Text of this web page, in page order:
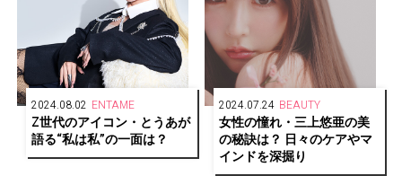
2024.08.02 ENTAME
Z世代のアイコン・とうあが
語る“私は私”の一面は？
2024.07.24 BEAUTY
女性の憧れ・三上悠亜の美
の秘訣は？ 日々のケアやマ
インドを深掘り